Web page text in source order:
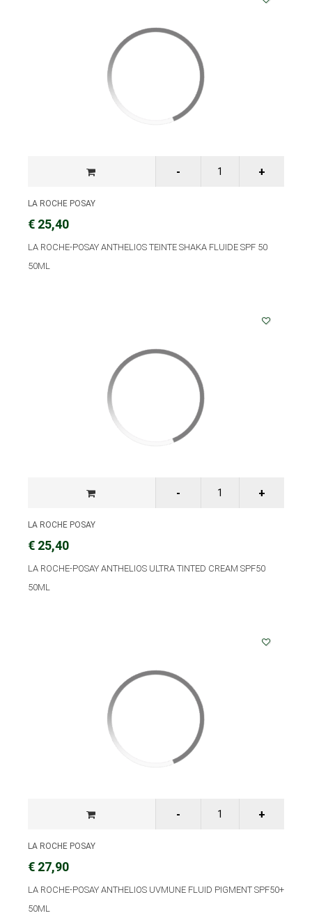
LA ROCHE POSAY
€ 25,40
LA ROCHE-POSAY ANTHELIOS TEINTE SHAKA FLUIDE SPF 50
50ML
LA ROCHE POSAY
€ 25,40
LA ROCHE-POSAY ANTHELIOS ULTRA TINTED CREAM SPF50
50ML
LA ROCHE POSAY
€ 27,90
LA ROCHE-POSAY ANTHELIOS UVMUNE FLUID PIGMENT SPF50+
50ML